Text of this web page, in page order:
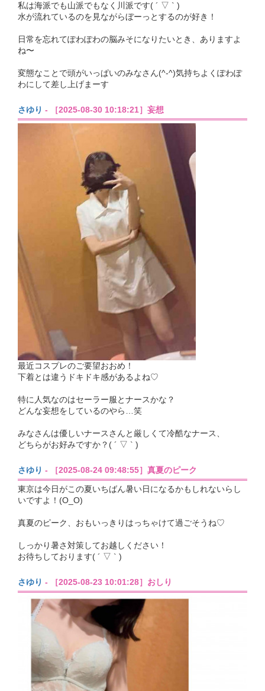
私は海派でも山派でもなく川派です( ´ ▽ ` )
水が流れているのを見ながらぼーっとするのが好き！
日常を忘れてぽわぽわの脳みそになりたいとき、ありますよ
ね〜
変態なことで頭がいっぱいのみなさん(^-^)気持ちよくぽわぽ
わにして差し上げまーす
さゆり - ［2025-08-30 10:18:21］妄想
最近コスプレのご要望おおめ！
下着とは違うドキドキ感があるよね♡
特に人気なのはセーラー服とナースかな？
どんな妄想をしているのやら…笑
みなさんは優しいナースさんと厳しくて冷酷なナース、
どちらがお好みですか？( ´ ▽ ` )
さゆり - ［2025-08-24 09:48:55］真夏のピーク
東京は今日がこの夏いちばん暑い日になるかもしれないらし
いですよ！(O_O)
真夏のピーク、おもいっきりはっちゃけて過ごそうね♡
しっかり暑さ対策してお越しください！
お待ちしております( ´ ▽ ` )
さゆり - ［2025-08-23 10:01:28］おしり